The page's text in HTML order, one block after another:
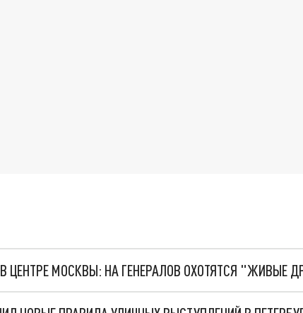
ЦЕНТРЕ МОСКВЫ: НА ГЕНЕРАЛОВ ОХОТЯТСЯ "ЖИВЫЕ